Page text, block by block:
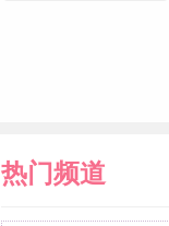
热门频道